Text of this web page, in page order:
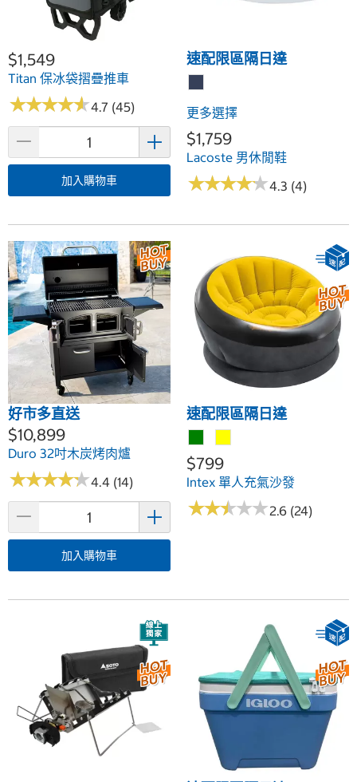
$1,549
Titan 保冰袋摺疊推車
★★★★★
★★★★★4.7 (45)
加入購物車
速配限區隔日達
更多選擇
$1,759
Lacoste 男休閒鞋
★★★★★
★★★★★4.3 (4)
好市多直送
$10,899
Duro 32吋木炭烤肉爐
★★★★★
★★★★★4.4 (14)
加入購物車
速配限區隔日達
$799
Intex 單人充氣沙發
★★★★★
★★★★★2.6 (24)